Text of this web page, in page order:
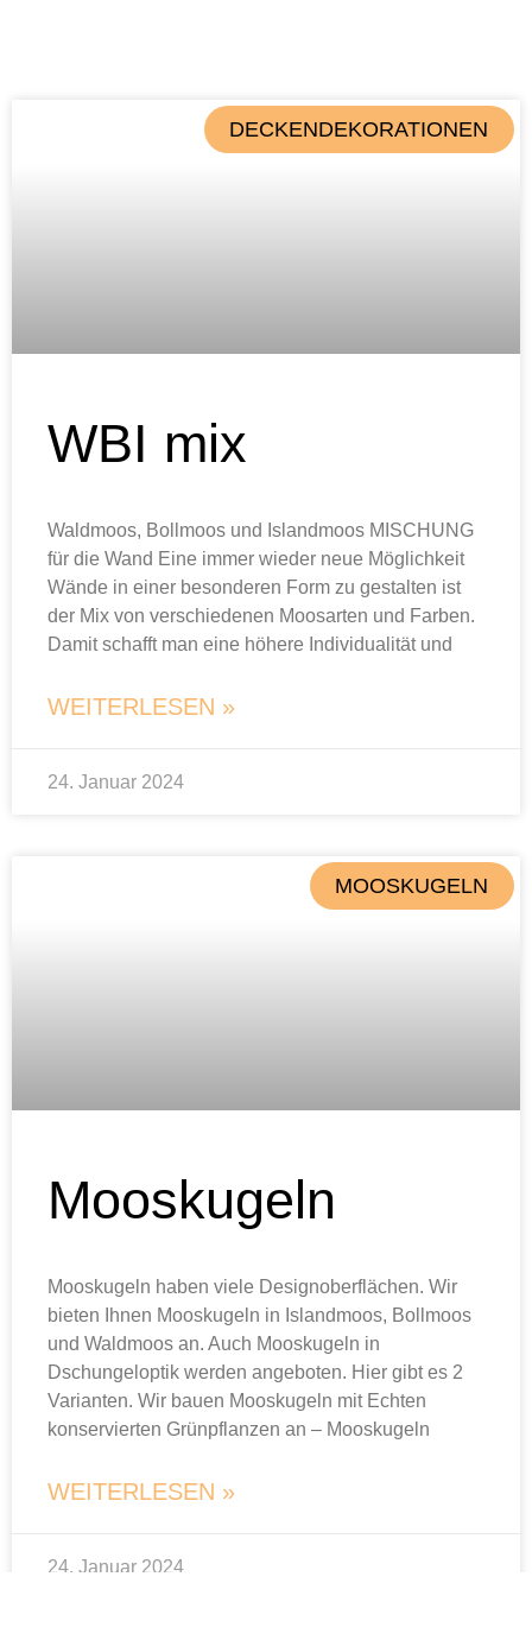
DECKENDEKORATIONEN
WBI mix
Waldmoos, Bollmoos und Islandmoos MISCHUNG
für die Wand Eine immer wieder neue Möglichkeit
Wände in einer besonderen Form zu gestalten ist
der Mix von verschiedenen Moosarten und Farben.
Damit schafft man eine höhere Individualität und
WEITERLESEN »
24. Januar 2024
MOOSKUGELN
Mooskugeln
Mooskugeln haben viele Designoberflächen. Wir
bieten Ihnen Mooskugeln in Islandmoos, Bollmoos
und Waldmoos an. Auch Mooskugeln in
Dschungeloptik werden angeboten. Hier gibt es 2
Varianten. Wir bauen Mooskugeln mit Echten
konservierten Grünpflanzen an – Mooskugeln
WEITERLESEN »
24. Januar 2024